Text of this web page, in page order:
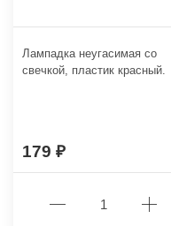
Лампадка неугасимая со
свечкой, пластик красный.
179